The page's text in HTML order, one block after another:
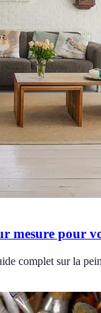
mesure pour
complet sur la